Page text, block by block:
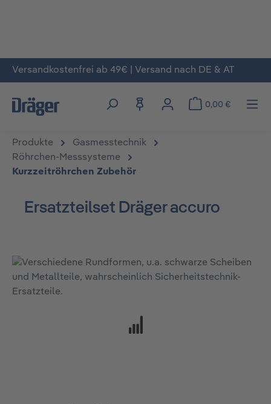
Zum Hauptinhalt springen
Versandkostenfrei ab 49€ | Versand nach DE & AT
0,00 €
Produkte
Gasmesstechnik
Röhrchen-Messsysteme
Kurzzeitröhrchen Zubehör
Ersatzteilset Dräger accuro
Bildergalerie überspringen